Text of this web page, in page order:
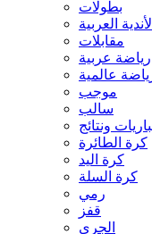
بطولات
العربية
مقابلات
رياضة عربية
عالمية
موجب
سالب
ونتائج
كرة الطائرة
كرة اليد
كرة السلة
رمي
قفز
الجري